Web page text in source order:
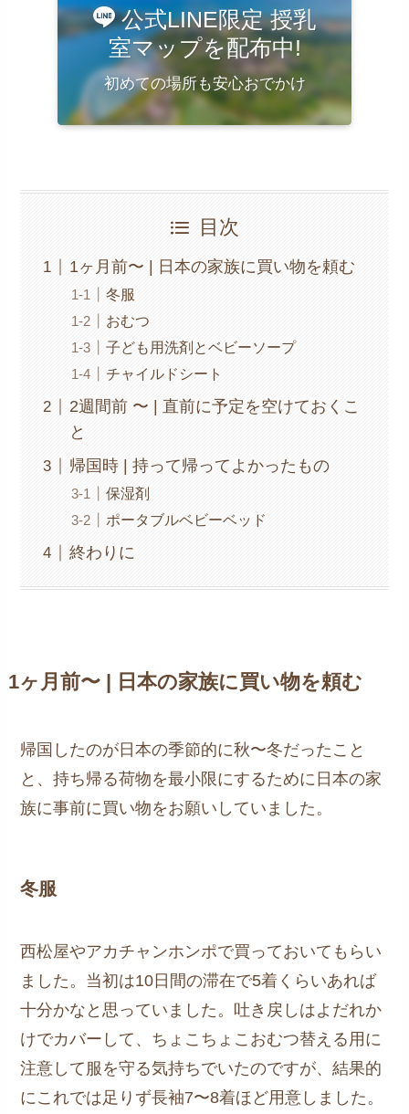
公式LINE限定 授乳
室マップを配布中!
初めての場所も安心おでかけ
目次
1ヶ月前〜 | 日本の家族に買い物を頼む
冬服
おむつ
子ども用洗剤とベビーソープ
チャイルドシート
2週間前 〜 | 直前に予定を空けておくこ
と
帰国時 | 持って帰ってよかったもの
保湿剤
ポータブルベビーベッド
終わりに
1ヶ月前〜 | 日本の家族に買い物を頼む
帰国したのが日本の季節的に秋〜冬だったこと
と、持ち帰る荷物を最小限にするために日本の家
族に事前に買い物をお願いしていました。
冬服
西松屋やアカチャンホンポで買っておいてもらい
ました。当初は10日間の滞在で5着くらいあれば
十分かなと思っていました。吐き戻しはよだれか
けでカバーして、ちょこちょこおむつ替える用に
注意して服を守る気持ちでいたのですが、結果的
にこれでは足りず長袖7〜8着ほど用意しました。